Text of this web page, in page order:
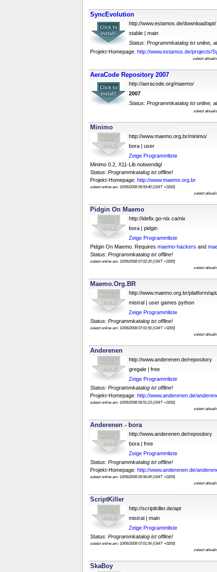
SyncEvolution
http://www.estamos.de/download/apt/
stable | main
Status: Programmkatalog ist online,
Projekt-Homepage: http://www.estamos.de/projects/
zuletzt
AeraCode Repository 2007
http://aeracode.org/maemo/
2007
Status: Programmkatalog ist online,
zuletzt
Minimo
http://www.maemo.org.br/minimo/
bora | user
Zeige Programmliste
Minimo 0.2, X11-Lib notwendig!
Status: Programmkatalog ist offline!
Projekt-Homepage: http://www.maemo.org.br
zuletzt online am: 10/06/2008 06:59:40 (GMT +0200)
zuletzt
Pidgin On Maemo
http://idefix.go-nix.ca/nix
bora | pidgin
Zeige Programmliste
Pidgin On Maemo. Requires maemo-hackers and
Status: Programmkatalog ist offline!
zuletzt online am: 10/06/2008 07:02:35 (GMT +0200)
zuletzt
Maemo.Org.BR
http://www.maemo.org.br/platform/
mistral | user games python
Zeige Programmliste
Status: Programmkatalog ist offline!
zuletzt online am: 10/06/2008 07:01:56 (GMT +0200)
zuletzt
Anderenen
http://www.anderenen.de/repository
gregale | free
Zeige Programmliste
Status: Programmkatalog ist offline!
Projekt-Homepage: http://www.anderenen.de/
zuletzt online am: 10/06/2008 06:51:23 (GMT +0200)
zuletzt
Anderenen - bora
http://www.anderenen.de/repository
bora | free
Zeige Programmliste
Status: Programmkatalog ist offline!
Projekt-Homepage: http://www.anderenen.de/
zuletzt online am: 10/06/2008 06:56:49 (GMT +0200)
zuletzt
ScriptKiller
http://scriptkiller.de/apt
mistral | main
Zeige Programmliste
Status: Programmkatalog ist offline!
zuletzt online am: 10/06/2008 07:01:56 (GMT +0200)
zuletzt
SkaBoy